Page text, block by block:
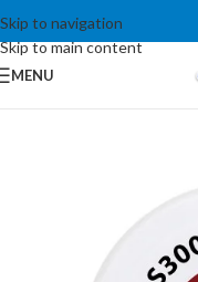
Skip to navigation
Skip to main content
MENU